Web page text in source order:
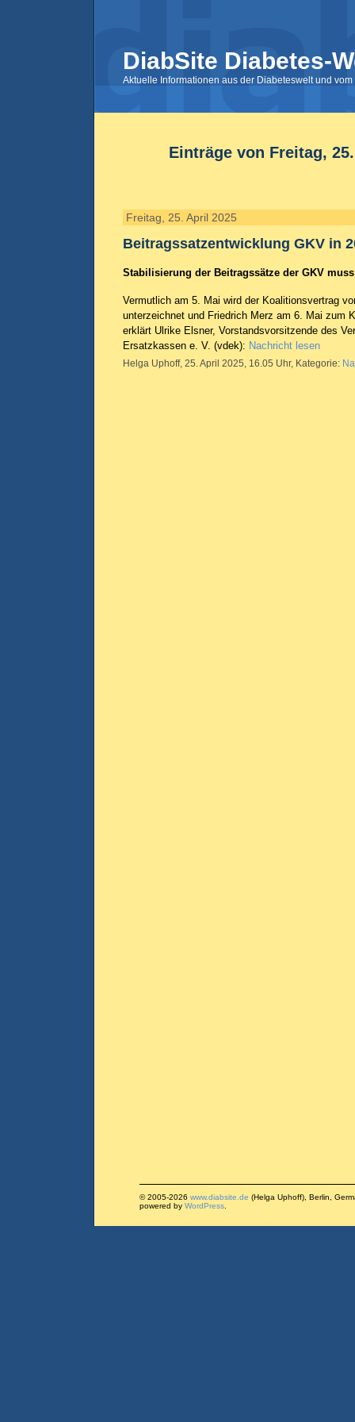
DiabSite Diabetes-
Aktuelle Informationen aus der Diabeteswelt und
Einträge von Freitag,
Freitag, 25. April 2025
Beitragssatzentwicklung GKV in
Stabilisierung der Beitragssätze der GKV
Vermutlich am 5. Mai wird der Koalitionsvertrag
unterzeichnet und Friedrich Merz am 6. Mai zum
erklärt Ulrike Elsner, Vorstandsvorsitzende des
Ersatzkassen e. V. (vdek): Nachricht lesen
Helga Uphoff, 25. April 2025, 16.05 Uhr, Kategorie:
© 2005-2026 www.diabsite.de (Helga Uphoff), Berlin,
powered by WordPress.